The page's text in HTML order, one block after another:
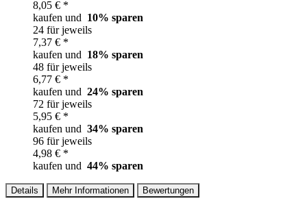
8,05 € *
kaufen und 10% sparen
24 für jeweils
7,37 € *
kaufen und 18% sparen
48 für jeweils
6,77 € *
kaufen und 24% sparen
72 für jeweils
5,95 € *
kaufen und 34% sparen
96 für jeweils
4,98 € *
kaufen und 44% sparen
Details Mehr Informationen Bewertungen